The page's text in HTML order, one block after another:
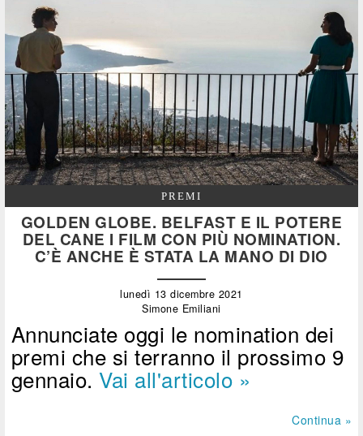
PREMI
GOLDEN GLOBE. BELFAST E IL POTERE
DEL CANE I FILM CON PIÙ NOMINATION.
C’È ANCHE È STATA LA MANO DI DIO
lunedì 13 dicembre 2021
Simone Emiliani
Annunciate oggi le nomination dei
premi che si terranno il prossimo 9
gennaio. Vai all'articolo »
Continua »